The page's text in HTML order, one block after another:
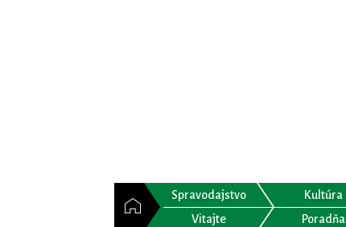
Spravodajstvo Kultúra
Vitajte
Poradňa